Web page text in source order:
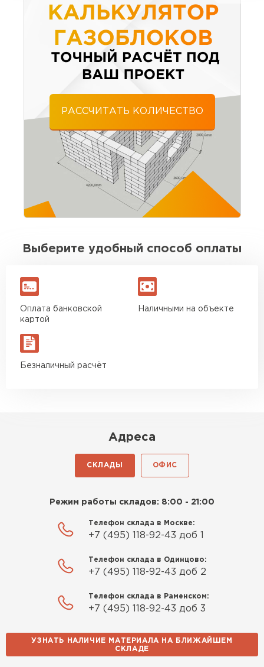
создавать надежные, энергоэффективные и
долговечные здания.
Заказывал газобетон для одноэтажного дома.
Менеджер сразу подсказал по марке и
количеству. Всё рассчитали правильно
Алексей Трофимов
21.07.2025
Материал пришёл без брака, размеры
выдержаны. Для своих денег отличный
вариант. Буду брать ещё на перегородки
Игорь Савельев
09.08.2025
позвонил. Разгрузили быстро. По качеству
26.08.2025
Брали около 40 кубов. Стены подняли без
сюрпризов, кладка ровная. Экономия на
подрезке ощутимая
Газобетон нормальный, не крошится. Работать
удобно, швы получаются аккуратные. Свою
Евгений Фомин
29.09.2025
бюрократии. Всё чётко по договорённости.
Павел Корнеев
14.10.2025
Использовали для строительства гаража и
РАССЧИТАТЬ КОЛИЧЕСТВО
Выберите удобный способ оплаты
Оплата банковской
картой
Наличными на объекте
Безналичный расчёт
Адреса
СКЛАДЫ ОФИС
Режим работы складов: 8:00 - 21:00
Телефон склада в Москве:
+7 (495) 118-92-43 доб 1
Телефон склада в Одинцово:
+7 (495) 118-92-43 доб 2
Телефон склада в Раменском:
+7 (495) 118-92-43 доб 3
УЗНАТЬ НАЛИЧИЕ МАТЕРИАЛА НА БЛИЖАЙШЕМ
СКЛАДЕ